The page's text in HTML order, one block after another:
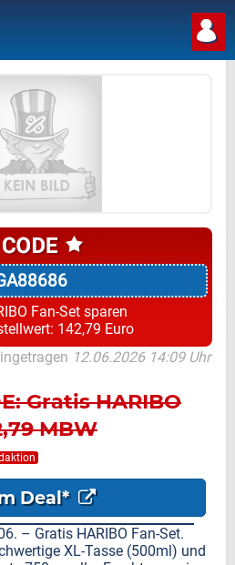
Fan-Set sparen
142,79 Euro
12.06.2026 14:09 Uhr
Gratis HARIBO
MBW
Deal*
– Gratis HARIBO Fan-Set.
XL-Tasse (500ml) und